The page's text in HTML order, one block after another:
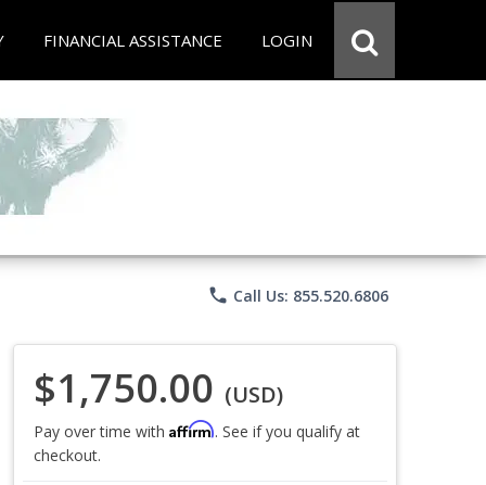
FINANCIAL ASSISTANCE LOGIN
phone Call Us: 855.520.6806
$1,750.00 (USD)
Pay over time with Affirm. See if you qualify at
checkout.